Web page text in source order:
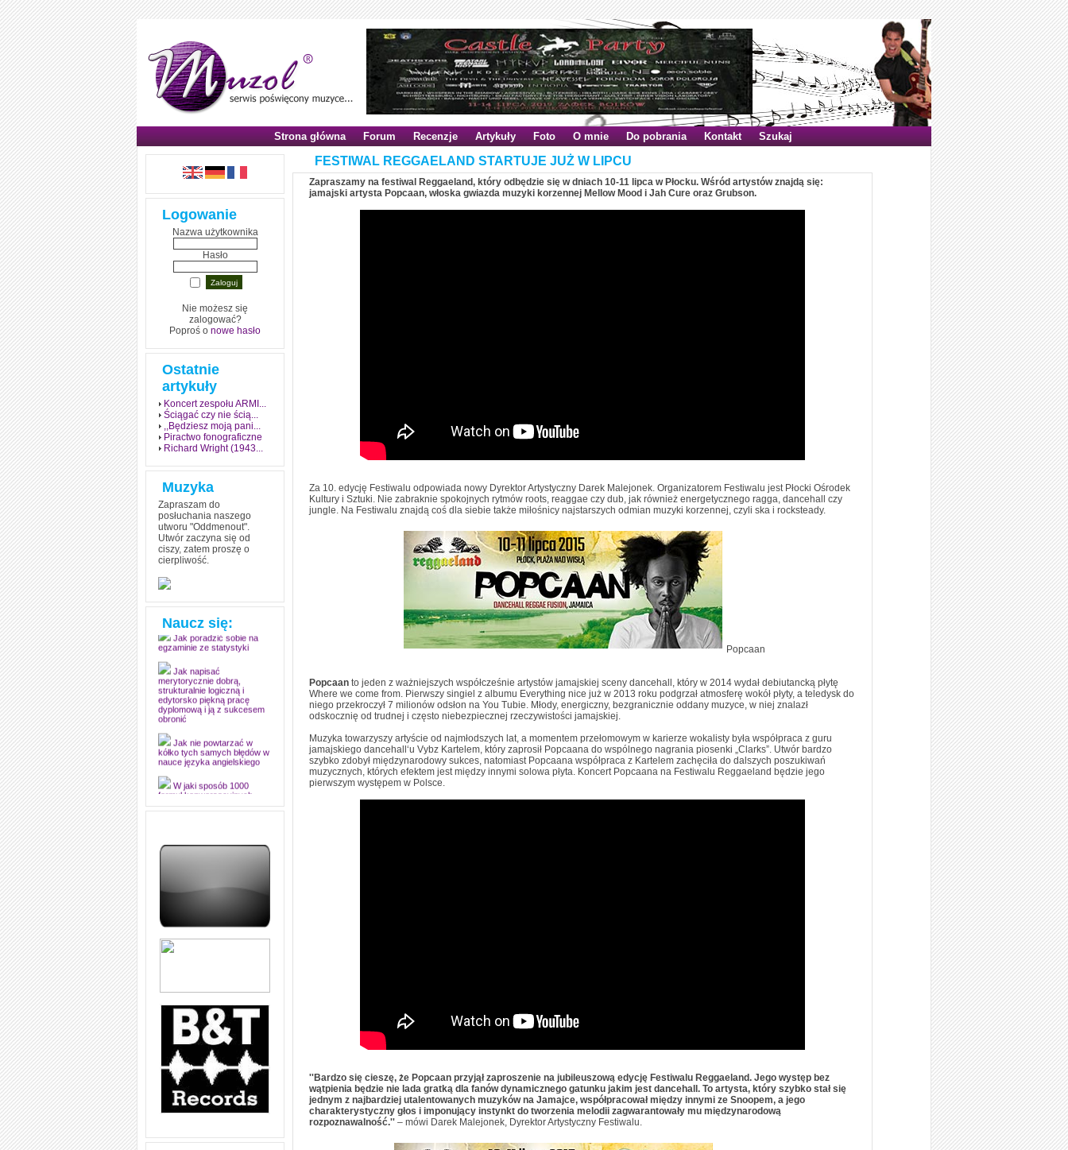
Strona główna Forum Recenzje Artykuły Foto O mnie Do pobrania Kontakt Szukaj
Logowanie
Nazwa użytkownika
Hasło
Nie możesz się
zalogować?
Poproś o nowe hasło
Ostatnie
artykuły
Koncert zespołu ARMI...
Ściągać czy nie ścią...
,,Będziesz moją pani...
Piractwo fonograficzne
Richard Wright (1943...
Muzyka
Zapraszam do
posłuchania naszego
utworu "Oddmenout".
Utwór zaczyna się od
ciszy, zatem proszę o
cierpliwość.
Naucz się:
grozy w muzyce
Jak zdać każdy
mistrzów
Jak poradzić sobie na
Jak napisać
merytorycznie dobrą,
strukturalnie logiczną i
edytorsko piękną pracę
dyplomową i ją z sukcesem
Jak nie powtarzać w
kółko tych samych błędów w
nauce języka angielskiego
W jaki sposób 1000
formuł konwersacyjnych
pozwoli Ci opanować język
zapamiętasz
W końcu ktoś po ludzku i
zrozumiale wytłumaczył, na
czym polega mowa zależna
(reported speech) w języku
szybciej i więcej, ale nie
FESTIWAL REGGAELAND STARTUJE JUŻ W LIPCU
Zapraszamy na festiwal Reggaeland, który odbędzie się w dniach 10-11 lipca w Płocku. Wśród artystów znajdą się:
jamajski artysta Popcaan, włoska gwiazda muzyki korzennej Mellow Mood i Jah Cure oraz Grubson.
Za 10. edycję Festiwalu odpowiada nowy Dyrektor Artystyczny Darek Malejonek. Organizatorem Festiwalu jest Płocki Ośrodek
Kultury i Sztuki. Nie zabraknie spokojnych rytmów roots, reaggae czy dub, jak również energetycznego ragga, dancehall czy
jungle. Na Festiwalu znajdą coś dla siebie także miłośnicy najstarszych odmian muzyki korzennej, czyli ska i rocksteady.
Popcaan
Popcaan to jeden z ważniejszych współcześnie artystów jamajskiej sceny dancehall, który w 2014 wydał debiutancką płytę
Where we come from. Pierwszy singiel z albumu Everything nice już w 2013 roku podgrzał atmosferę wokół płyty, a teledysk do
niego przekroczył 7 milionów odsłon na You Tubie. Młody, energiczny, bezgranicznie oddany muzyce, w niej znalazł
odskocznię od trudnej i często niebezpiecznej rzeczywistości jamajskiej.
Muzyka towarzyszy artyście od najmłodszych lat, a momentem przełomowym w karierze wokalisty była współpraca z guru
jamajskiego dancehall‘u Vybz Kartelem, który zaprosił Popcaana do wspólnego nagrania piosenki „Clarks”. Utwór bardzo
szybko zdobył międzynarodowy sukces, natomiast Popcaana współpraca z Kartelem zachęciła do dalszych poszukiwań
muzycznych, których efektem jest między innymi solowa płyta. Koncert Popcaana na Festiwalu Reggaeland będzie jego
pierwszym występem w Polsce.
''Bardzo się cieszę, że Popcaan przyjął zaproszenie na jubileuszową edycję Festiwalu Reggaeland. Jego występ bez
wątpienia będzie nie lada gratką dla fanów dynamicznego gatunku jakim jest dancehall. To artysta, który szybko stał się
jednym z najbardziej utalentowanych muzyków na Jamajce, współpracował między innymi ze Snoopem, a jego
charakterystyczny głos i imponujący instynkt do tworzenia melodii zagwarantowały mu międzynarodową
rozpoznawalność.'' – mówi Darek Malejonek, Dyrektor Artystyczny Festiwalu.